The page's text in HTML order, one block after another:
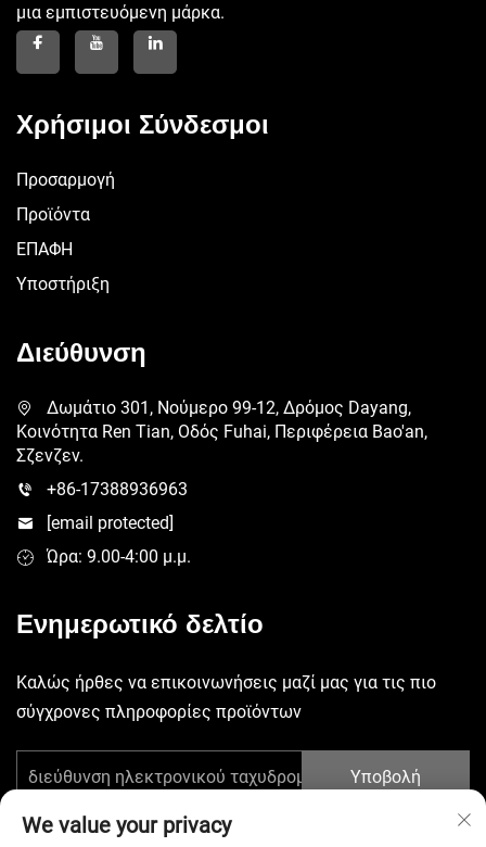
μια εμπιστευόμενη μάρκα.
Χρήσιμοι Σύνδεσμοι
Προσαρμογή
Προϊόντα
ΕΠΑΦΗ
Υποστήριξη
Διεύθυνση
Δωμάτιο 301, Νούμερο 99-12, Δρόμος Dayang,
Κοινότητα Ren Tian, Οδός Fuhai, Περιφέρεια Bao'an,
Σζενζεν.
+86-17388936963
[email protected]
Ώρα: 9.00-4:00 μ.μ.
Ενημερωτικό δελτίο
Καλώς ήρθες να επικοινωνήσεις μαζί μας για τις πιο
σύγχρονες πληροφορίες προϊόντων
Υποβολή
We value your privacy